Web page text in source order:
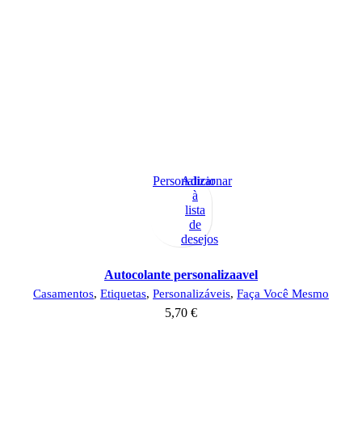
Personalizar
Adicionar
à
lista
de
desejos
Autocolante personalizaavel
Casamentos, Etiquetas, Personalizáveis, Faça Você Mesmo
5,70 €